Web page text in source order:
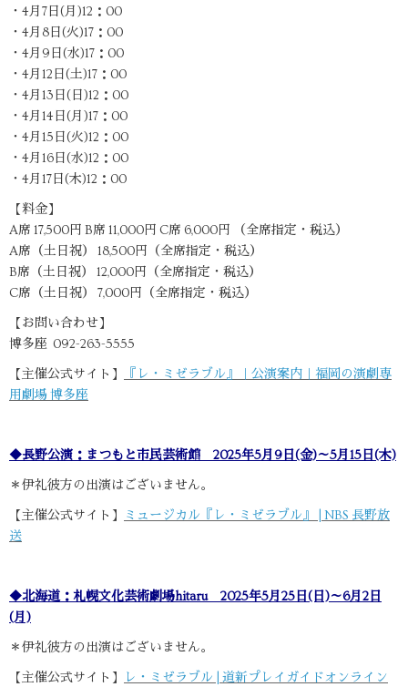
・4月7日(月)12：00
・4月8日(火)17：00
・4月9日(水)17：00
・4月12日(土)17：00
・4月13日(日)12：00
・4月14日(月)17：00
・4月15日(火)12：00
・4月16日(水)12：00
・4月17日(木)12：00
【料金】
A席 17,500円 B席 11,000円 C席 6,000円 （全席指定・税込）
A席（土日祝） 18,500円（全席指定・税込）
B席（土日祝） 12,000円（全席指定・税込）
C席（土日祝） 7,000円（全席指定・税込）
【お問い合わせ】
博多座 092-263-5555
【主催公式サイト】
『レ・ミゼラブル』｜公演案内｜福岡の演劇専
用劇場 博多座
◆長野公演：まつもと市民芸術館 2025年5月9日(金)～5月15日(木)
＊伊礼彼方の出演はございません。
【主催公式サイト】
ミュージカル『レ・ミゼラブル』 | NBS 長野放
送
◆北海道：札幌文化芸術劇場hitaru 2025年5月25日(日)～6月2日
(月)
＊伊礼彼方の出演はございません。
【主催公式サイト】
レ・ミゼラブル | 道新プレイガイドオンライン